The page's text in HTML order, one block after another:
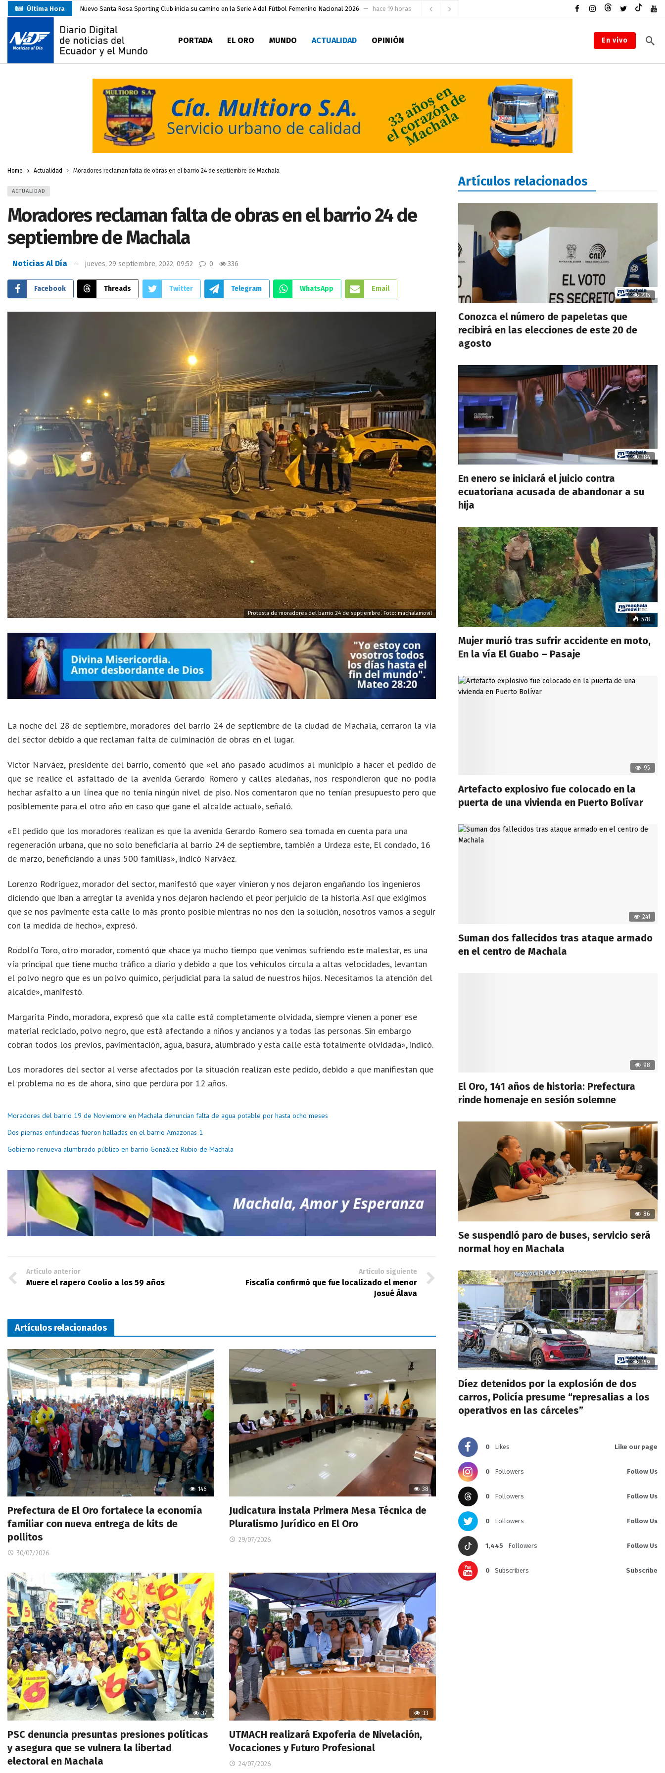
Última Hora Nuevo Santa Rosa Sporting Club inicia su camino en la Serie A del Fútbol Femenino Nacional 2026 hace 19 horas
UTMACH fortalece la formación especializada con su Maestría en Producción Animal
Unidad Popular confirma acuerdo político con RC, socialismo y Lista 70 en Pichincha y varias provincias hace 1 día
Delegación de El Oro fiscaliza propaganda electoral
Prefecto Clemente Bravo Inauguró Centro de Acopio Casa del Pescador Artesanal Orense
Carlos Rodríguez presentó documentación certificada para su inscripción a la alcaldía de Machala
Colombia reanuda venta de energía
Sin objeciones la candidatura de Carlos Rodríguez para la Alcaldía de Machala hace 2 horas
PORTADA EL ORO MUNDO ACTUALIDAD OPINIÓN En vivo
Home Actualidad Moradores reclaman falta de obras en el barrio 24 de septiembre de Machala
ACTUALIDAD
Moradores reclaman falta de obras en el barrio 24 de
septiembre de Machala
Noticias Al Día jueves, 29 septiembre, 2022, 09:52 0 336
Facebook Threads Twitter Telegram WhatsApp Email
Protesta de moradores del barrio 24 de septiembre. Foto: machalamovil
La noche del 28 de septiembre, moradores del barrio 24 de septiembre de la ciudad de Machala, cerraron la vía
del sector debido a que reclaman falta de culminación de obras en el lugar.
Víctor Narváez, presidente del barrio, comentó que «el año pasado acudimos al municipio a hacer el pedido de
que se realice el asfaltado de la avenida Gerardo Romero y calles aledañas, nos respondieron que no podía
hechar asfalto a un línea que no tenía ningún nivel de piso. Nos comentaron que no tenían presupuesto pero que
posiblemente para el otro año en caso que gane el alcalde actual», señaló.
«El pedido que los moradores realizan es que la avenida Gerardo Romero sea tomada en cuenta para una
regeneración urbana, que no solo beneficiaría al barrio 24 de septiembre, también a Urdeza este, El condado, 16
de marzo, beneficiando a unas 500 familias», indicó Narváez.
Lorenzo Rodríguez, morador del sector, manifestó que «ayer vinieron y nos dejaron engañando los ingenieros
diciendo que iban a arreglar la avenida y nos dejaron haciendo el peor perjuicio de la historia. Así que exigimos
que se nos pavimente esta calle lo más pronto posible mientras no nos den la solución, nosotros vamos a seguir
con la medida de hecho», expresó.
Rodolfo Toro, otro morador, comentó que «hace ya mucho tiempo que venimos sufriendo este malestar, es una
vía principal que tiene mucho tráfico a diario y debido a que los vehículos circula a altas velocidades, levantan
el polvo negro que es un polvo químico, perjudicial para la salud de nuestros hijos. Necesitamos la atención del
alcalde», manifestó.
Margarita Pindo, moradora, expresó que «la calle está completamente olvidada, siempre vienen a poner ese
material reciclado, polvo negro, que está afectando a niños y ancianos y a todas las personas. Sin embargo
cobran todos los previos, pavimentación, agua, basura, alumbrado y esta calle está totalmente olvidada», indicó.
Los moradores del sector al verse afectados por la situación realizan este pedido, debido a que manifiestan que
el problema no es de ahora, sino que perdura por 12 años.
Moradores del barrio 19 de Noviembre en Machala denuncian falta de agua potable por hasta ocho meses
Dos piernas enfundadas fueron halladas en el barrio Amazonas 1
Gobierno renueva alumbrado público en barrio González Rubio de Machala
Artículo anterior
Muere el rapero Coolio a los 59 años
Artículo siguiente
Fiscalía confirmó que fue localizado el menor
Josué Álava
Artículos relacionados
146
Prefectura de El Oro fortalece la economía
familiar con nueva entrega de kits de
pollitos
30/07/2026
38
Judicatura instala Primera Mesa Técnica de
Pluralismo Jurídico en El Oro
29/07/2026
37
PSC denuncia presuntas presiones políticas
y asegura que se vulnera la libertad
electoral en Machala
33
UTMACH realizará Expoferia de Nivelación,
Vocaciones y Futuro Profesional
24/07/2026
Artículos relacionados
235
Conozca el número de papeletas que
recibirá en las elecciones de este 20 de
agosto
184
En enero se iniciará el juicio contra
ecuatoriana acusada de abandonar a su
hija
578
Mujer murió tras sufrir accidente en moto,
En la vía El Guabo – Pasaje
95
Artefacto explosivo fue colocado en la
puerta de una vivienda en Puerto Bolívar
241
Suman dos fallecidos tras ataque armado
en el centro de Machala
98
El Oro, 141 años de historia: Prefectura
rinde homenaje en sesión solemne
86
Se suspendió paro de buses, servicio será
normal hoy en Machala
159
Díez detenidos por la explosión de dos
carros, Policía presume “represalias a los
operativos en las cárceles”
0 Likes Like our page
0 Followers Follow Us
0 Followers Follow Us
0 Followers Follow Us
1,445 Followers Follow Us
0 Subscribers Subscribe